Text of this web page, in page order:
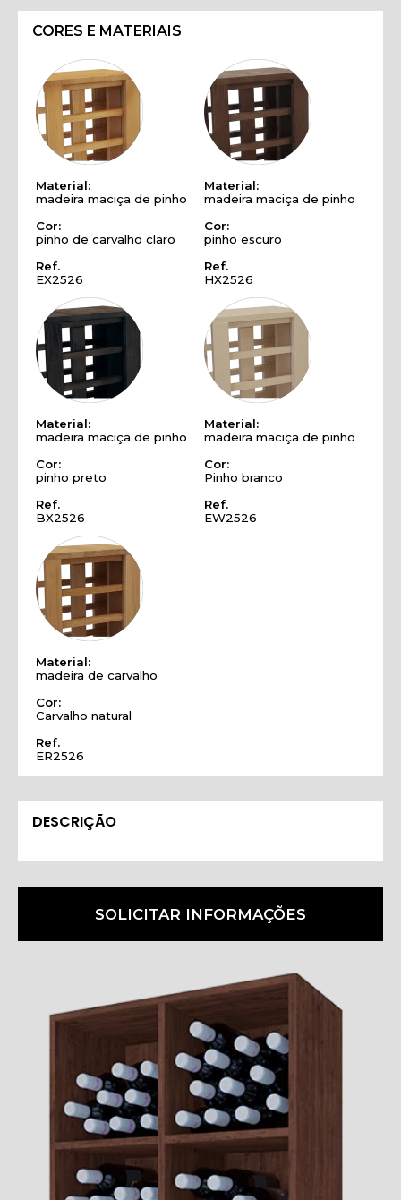
CORES E MATERIAIS
Material:
madeira maciça de pinho
Cor:
pinho de carvalho claro
Ref.
EX2526
Material:
madeira maciça de pinho
Cor:
pinho escuro
Ref.
HX2526
Material:
madeira maciça de pinho
Cor:
pinho preto
Ref.
BX2526
Material:
madeira maciça de pinho
Cor:
Pinho branco
Ref.
EW2526
Material:
madeira de carvalho
Cor:
Carvalho natural
Ref.
ER2526
DESCRIÇÃO
SOLICITAR INFORMAÇÕES